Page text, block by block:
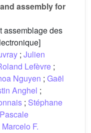
assembly for
assemblage des
; Julien
Lefèvre ;
Nguyen ; Gaël
Anghel ;
; Stéphane
Pascale
Marcelo F.